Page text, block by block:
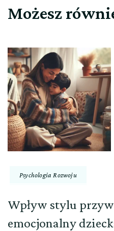
Możesz
Psychologia Rozwoju
Wpływ stylu
emocjonalny